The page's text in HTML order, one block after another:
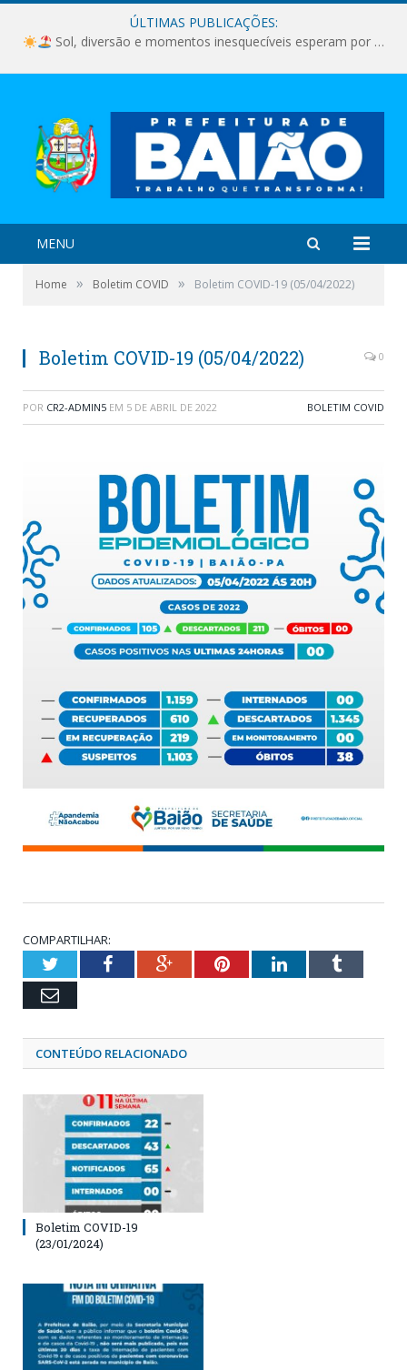
ÚLTIMAS PUBLICAÇÕES:
Sol, diversão e momentos inesquecíveis esperam por você!
MENU
Home » Boletim COVID » Boletim COVID-19 (05/04/2022)
Boletim COVID-19 (05/04/2022) 0
POR CR2-ADMIN5 EM 5 DE ABRIL DE 2022 BOLETIM COVID
COMPARTILHAR:
TwitterFacebookGoogle+PinterestLinkedInTumblr
Email
CONTEÚDO RELACIONADO
Boletim COVID-19
(23/01/2024)